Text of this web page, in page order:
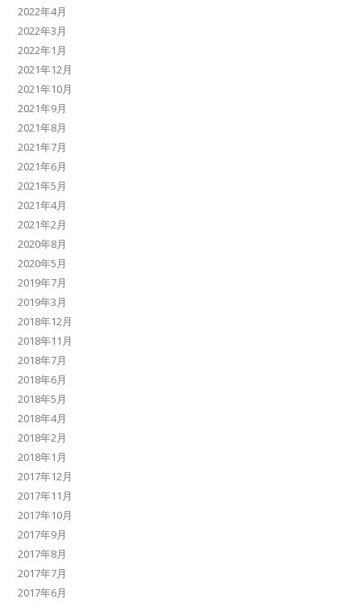
2022年4月
2022年3月
2022年1月
2021年12月
2021年10月
2021年9月
2021年8月
2021年7月
2021年6月
2021年5月
2021年4月
2021年2月
2020年8月
2020年5月
2019年7月
2019年3月
2018年12月
2018年11月
2018年7月
2018年6月
2018年5月
2018年4月
2018年2月
2018年1月
2017年12月
2017年11月
2017年10月
2017年9月
2017年8月
2017年7月
2017年6月